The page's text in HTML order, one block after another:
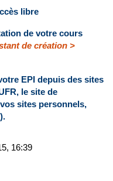
libre
de votre cours
de création >
EPI depuis des sites
le site de
sites personnels,
16:39